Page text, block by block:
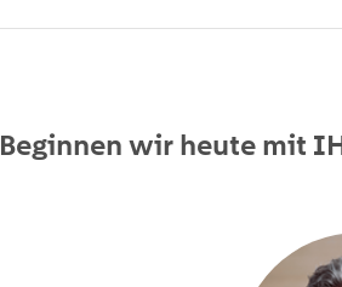
Beginnen wir heute mit